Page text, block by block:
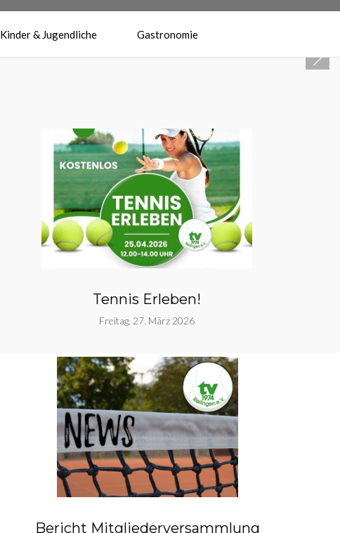
Kinder & Jugendliche Gastronomie
Tennisverein Reilingen 1974 e.V.
Tennis Erleben!
Freitag, 27. März 2026
Bericht Mitgliederversammlung